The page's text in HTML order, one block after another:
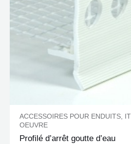
ACCESSOIRES POUR ENDUITS,
OEUVRE
Profilé d’arrêt goutte d’eau